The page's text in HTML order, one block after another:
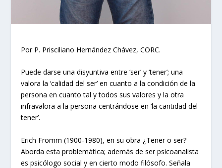
Por P. Prisciliano Hernández Chávez, CORC.
Puede darse una disyuntiva entre ‘ser’ y ‘tener’; una
valora la ‘calidad del ser’ en cuanto a la condición de la
persona en cuanto tal y todos sus valores y la otra
infravalora a la persona centrándose en ‘la cantidad del
tener’.
Erich Fromm (1900-1980), en su obra ¿Tener o ser?
Aborda esta problemática; además de ser psicoanalista
es psicólogo social y en cierto modo filósofo. Señala